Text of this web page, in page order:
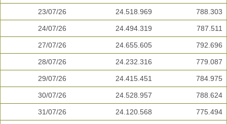
23/07/26 24.518.969 788.303
24/07/26 24.494.319 787.511
27/07/26 24.655.605 792.696
28/07/26 24.232.316 779.087
29/07/26 24.415.451 784.975
30/07/26 24.528.957 788.624
31/07/26 24.120.568 775.494